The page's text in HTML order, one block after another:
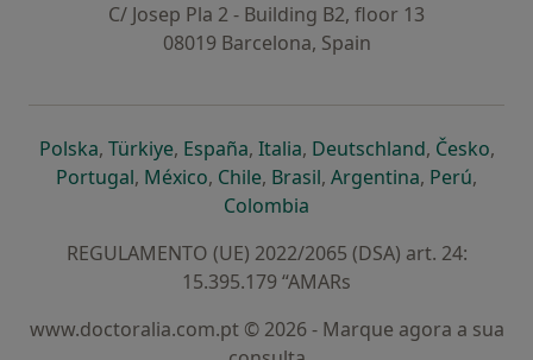
C/ Josep Pla 2 - Building B2, floor 13
08019 Barcelona, Spain
Polskaabre num novo separador
, Türkiyeabre num novo separador
, Españaabre num novo separador
, Italiaabre num novo
, Deutschlandabre num
, Česko,
Portugalabre num novo separador
, Méxicoabre num novo separador
, Chileabre num novo separador
, Brasilabre num novo
, Argentinaabre num
, Perúabre
,
Colombia
REGULAMENTO (UE) 2022/2065 (DSA) art. 24:
15.395.179 “AMARs
www.doctoralia.com.pt © 2026 - Marque agora a sua